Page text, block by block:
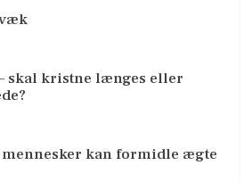
skal kristne længes eller
mennesker kan formidle ægte